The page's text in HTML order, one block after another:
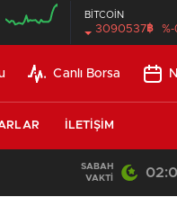
BİTCOİN
3090537฿ %-
Canlı Borsa
İLETIŞIM
21:21 /
SABAH
VAKTI